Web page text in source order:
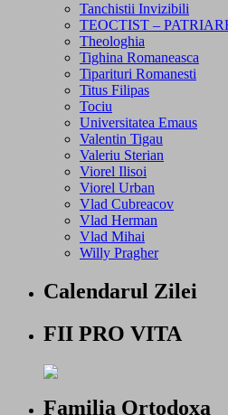
Tanchistii Invizibili
TEOCTIST –
Theologhia
Tighina Romaneasca
Tiparituri Romanesti
Titus Filipas
Tociu
Universitatea Emaus
Valentin Tigau
Valeriu Sterian
Viorel Ilisoi
Viorel Urban
Vlad Cubreacov
Vlad Herman
Vlad Mihai
Willy Pragher
Calendarul Zilei
FII PRO VITA
Familia Ortodoxa